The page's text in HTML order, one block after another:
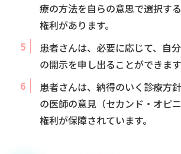
療の方法を自らの意思で選択する
権利があります。
患者さんは、必要に応じて、自
の開示を申し出ることができます
患者さんは、納得のいく診療方
の医師の意見（セカンド・オピ
権利が保障されています。